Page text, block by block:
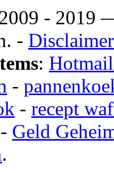
- 2019
- Disclaimer
:
-
- recept
- Geld
.